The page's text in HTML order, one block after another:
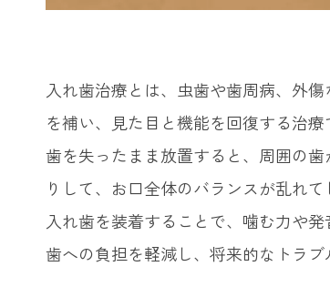
入れ歯治療とは、虫歯や歯周病、外
を補い、見た目と機能を回復する治療
歯を失ったまま放置すると、周囲の
りして、お口全体のバランスが乱れて
入れ歯を装着することで、噛む力や
歯への負担を軽減し、将来的なトラブ